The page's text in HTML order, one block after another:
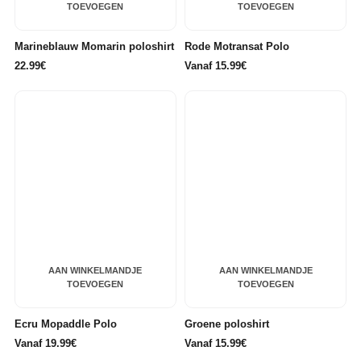
TOEVOEGEN
Marineblauw Momarin poloshirt
22.99€
TOEVOEGEN
Rode Motransat Polo
Vanaf 15.99€
AAN WINKELMANDJE
TOEVOEGEN
Ecru Mopaddle Polo
Vanaf 19.99€
AAN WINKELMANDJE
TOEVOEGEN
Groene poloshirt
Vanaf 15.99€